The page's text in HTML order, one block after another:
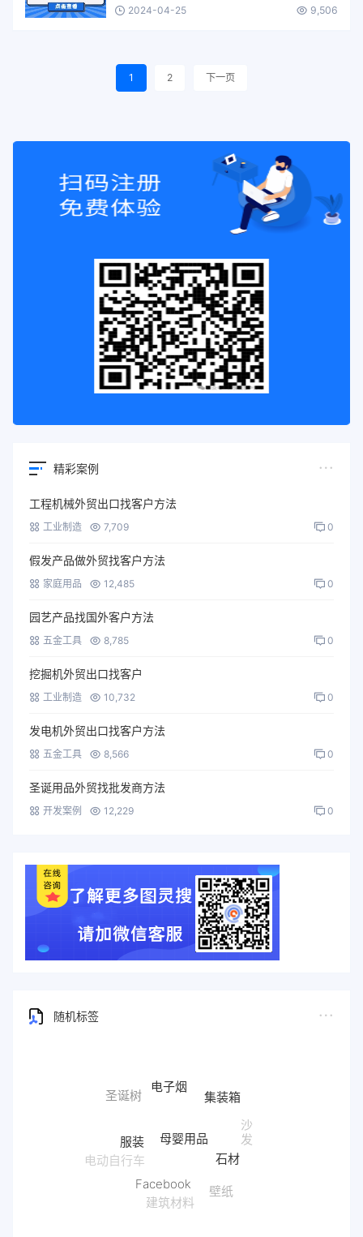
2024-04-25 9,506
1 2 下一页
精彩案例
工程机械外贸出口找客户方法
工业制造 7,709 0
假发产品做外贸找客户方法
家庭用品 12,485 0
园艺产品找国外客户方法
五金工具 8,785 0
挖掘机外贸出口找客户
工业制造 10,732 0
发电机外贸出口找客户方法
五金工具 8,566 0
圣诞用品外贸找批发商方法
开发案例 12,229 0
随机标签
圣诞树
电子烟
集装箱
沙
发
电动自行车
服装
母婴用品
石材
壁纸
建筑材料
Facebook